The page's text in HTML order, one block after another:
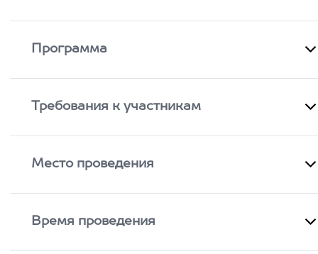
Программа
Требования к участникам
Место проведения
Время проведения